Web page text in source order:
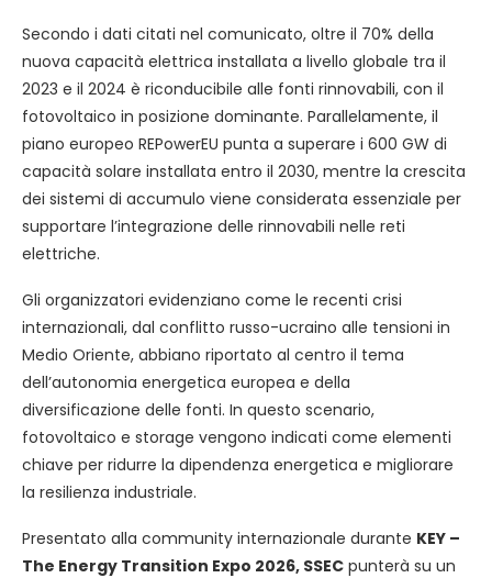
Secondo i dati citati nel comunicato, oltre il 70% della
nuova capacità elettrica installata a livello globale tra il
2023 e il 2024 è riconducibile alle fonti rinnovabili, con il
fotovoltaico in posizione dominante. Parallelamente, il
piano europeo REPowerEU punta a superare i 600 GW di
capacità solare installata entro il 2030, mentre la crescita
dei sistemi di accumulo viene considerata essenziale per
supportare l’integrazione delle rinnovabili nelle reti
elettriche.
Gli organizzatori evidenziano come le recenti crisi
internazionali, dal conflitto russo-ucraino alle tensioni in
Medio Oriente, abbiano riportato al centro il tema
dell’autonomia energetica europea e della
diversificazione delle fonti. In questo scenario,
fotovoltaico e storage vengono indicati come elementi
chiave per ridurre la dipendenza energetica e migliorare
la resilienza industriale.
Presentato alla community internazionale durante KEY –
The Energy Transition Expo 2026, SSEC punterà su un